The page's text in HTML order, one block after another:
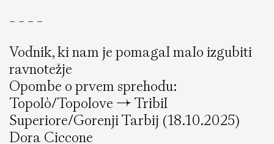
- - - -
Vodnik, ki nam je pomagal malo izgubiti
ravnotežje
Opombe o prvem sprehodu:
Topolò/Topolove → Tribil
Superiore/Gorenji Tarbij (18.10.2025)
Dora Ciccone